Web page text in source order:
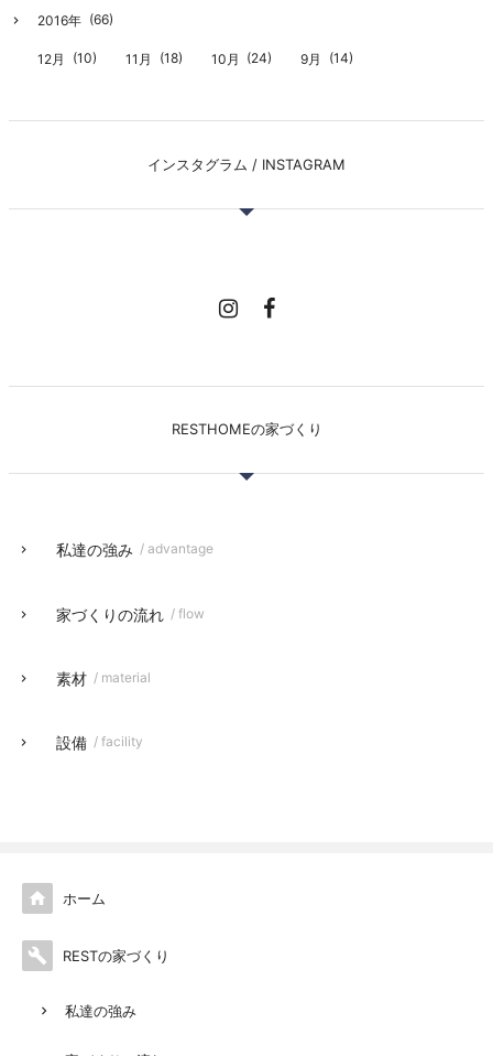
2016年 (66)
12月 (10) 11月 (18) 10月 (24) 9月 (14)
インスタグラム / INSTAGRAM
RESTHOMEの家づくり
私達の強み / advantage
家づくりの流れ / flow
素材 / material
設備 / facility
 ホーム
 RESTの家づくり
私達の強み